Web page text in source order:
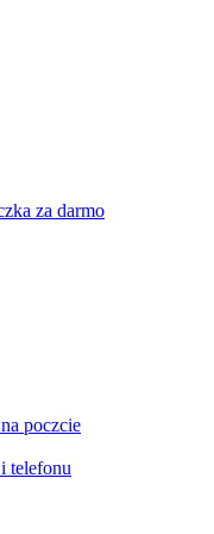
za darmo
poczcie
telefonu